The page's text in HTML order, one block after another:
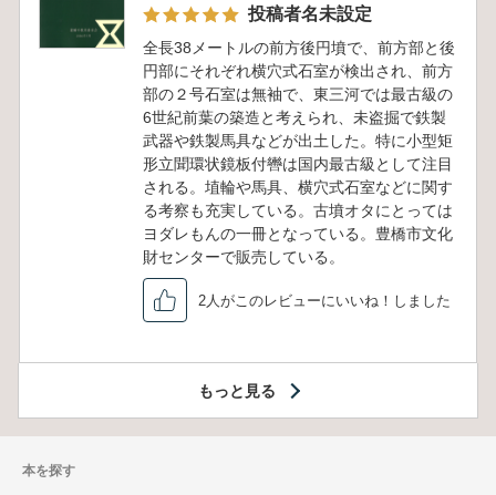
投稿者名未設定
全長38メートルの前方後円墳で、前方部と後
円部にそれぞれ横穴式石室が検出され、前方
部の２号石室は無袖で、東三河では最古級の
6世紀前葉の築造と考えられ、未盗掘で鉄製
武器や鉄製馬具などが出土した。特に小型矩
形立聞環状鏡板付轡は国内最古級として注目
される。埴輪や馬具、横穴式石室などに関す
る考察も充実している。古墳オタにとっては
ヨダレもんの一冊となっている。豊橋市文化
財センターで販売している。
2人がこのレビューにいいね！しました
もっと見る
本を探す